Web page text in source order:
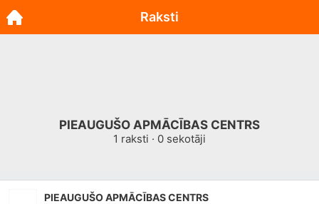
PIEAUGUŠO APMĀCĪBAS CENTRS
1 raksti · 0 sekotāji
PIEAUGUŠO APMĀCĪBAS CENTRS
Raksti